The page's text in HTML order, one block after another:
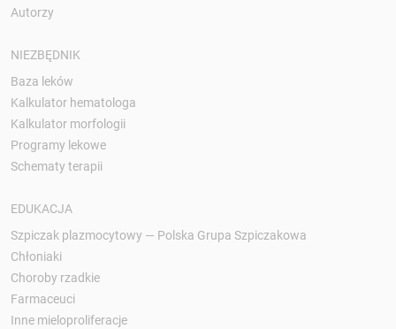
Autorzy
NIEZBĘDNIK
Baza leków
Kalkulator hematologa
Kalkulator morfologii
Programy lekowe
Schematy terapii
EDUKACJA
Szpiczak plazmocytowy — Polska Grupa Szpiczakowa
Chłoniaki
Choroby rzadkie
Farmaceuci
Inne mieloproliferacje